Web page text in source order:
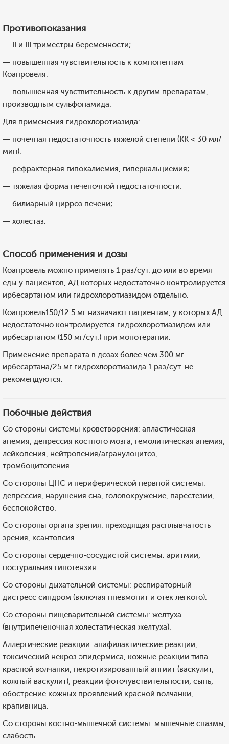
Противопоказания
— II и III триместры беременности;
— повышенная чувствительность к компонентам
Коапровеля;
— повышенная чувствительность к другим препаратам,
производным сульфонамида.
Для применения гидрохлоротиазида:
— почечная недостаточность тяжелой степени (КК < 30 мл/
мин);
— рефрактерная гипокалиемия, гиперкальциемия;
— тяжелая форма печеночной недостаточности;
— билиарный цирроз печени;
— холестаз.
Способ применения и дозы
Коапровель можно применять 1 раз/сут. до или во время
еды у пациентов, АД которых недостаточно контролируется
ирбесартаном или гидрохлоротиазидом отдельно.
Коапровель150/12.5 мг назначают пациентам, у которых АД
недостаточно контролируется гидрохлоротиазидом или
ирбесартаном (150 мг/сут.) при монотерапии.
Применение препарата в дозах более чем 300 мг
ирбесартана/25 мг гидрохлоротиазида 1 раз/сут. не
рекомендуются.
Побочные действия
Со стороны системы кроветворения: апластическая
анемия, депрессия костного мозга, гемолитическая анемия,
лейкопения, нейтропения/агранулоцитоз,
тромбоцитопения.
Со стороны ЦНС и периферической нервной системы:
депрессия, нарушения сна, головокружение, парестезии,
беспокойство.
Со стороны органа зрения: преходящая расплывчатость
зрения, ксантопсия.
Со стороны сердечно-сосудистой системы: аритмии,
постуральная гипотензия.
Со стороны дыхательной системы: респираторный
дистресс синдром (включая пневмонит и отек легкого).
Со стороны пищеварительной системы: желтуха
(внутрипеченочная холестатическая желтуха).
Аллергические реакции: анафилактические реакции,
токсический некроз эпидермиса, кожные реакции типа
красной волчанки, некротизированный ангиит (васкулит,
кожный васкулит), реакции фоточувствительности, сыпь,
обострение кожных проявлений красной волчанки,
крапивница.
Со стороны костно-мышечной системы: мышечные спазмы,
слабость.